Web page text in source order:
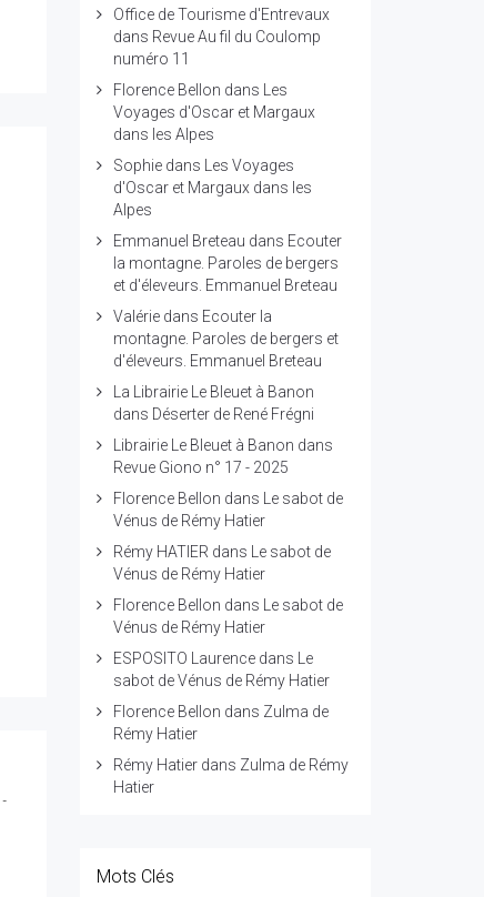
-
Office de Tourisme d'Entrevaux
dans Revue Au fil du Coulomp
numéro 11
Florence Bellon dans
Les
Voyages d'Oscar et Margaux
dans les Alpes
Sophiedans
Les Voyages
d'Oscar et Margaux dans les
Alpes
Emmanuel Breteau dans Ecouter
la montagne. Paroles de bergers
et d'éleveurs. Emmanuel Breteau
Valériedans Ecouter la
montagne. Paroles de bergers et
d'éleveurs. Emmanuel Breteau
La Librairie Le Bleuet à Banon
dans Déserter de René Frégni
Librairie Le Bleuet à Banon dans
Revue Giono n° 17 - 2025
Florence Bellon dans
Le sabot de
Vénus de Rémy Hatier
Rémy HATIER dans
Le sabot de
Vénus de Rémy Hatier
Florence Bellon dans
Le sabot de
Vénus de Rémy Hatier
ESPOSITO Laurencedans
Le
sabot de Vénus de Rémy Hatier
Florence Bellon dans Zulma de
Rémy Hatier
Rémy Hatierdans Zulma de Rémy
Hatier
Mots Clés